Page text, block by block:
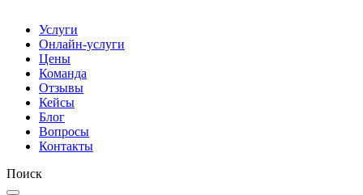
Услуги
Онлайн-услуги
Цены
Команда
Отзывы
Кейсы
Блог
Вопросы
Контакты
Поиск